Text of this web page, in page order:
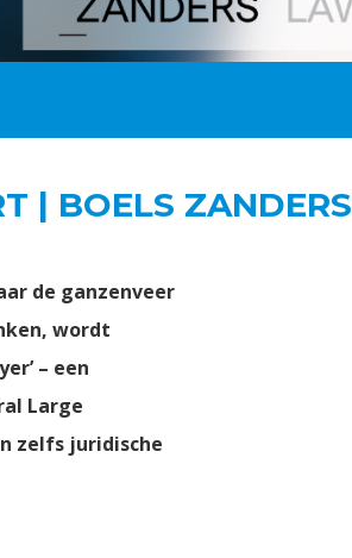
| BOELS ZANDERS
de ganzenveer
wordt
– een
Large
zelfs juridische